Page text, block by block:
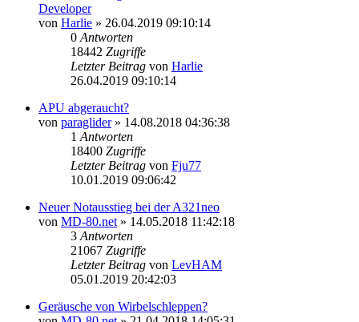
Developer
von Harlie » 26.04.2019 09:10:14
0 Antworten
18442 Zugriffe
Letzter Beitrag von Harlie
26.04.2019 09:10:14
APU abgeraucht?
von paraglider» 14.08.2018 04:36:38
1 Antworten
18400 Zugriffe
Letzter Beitrag von Fju77
10.01.2019 09:06:42
Neuer Notausstieg bei der A321neo
von MD-80.net » 14.05.2018 11:42:18
3 Antworten
21067 Zugriffe
Letzter Beitrag von LevHAM
05.01.2019 20:42:03
Geräusche von Wirbelschleppen?